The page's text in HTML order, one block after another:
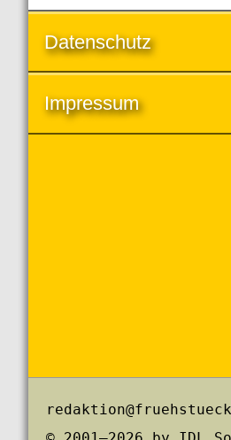
Datenschutz
Impressum